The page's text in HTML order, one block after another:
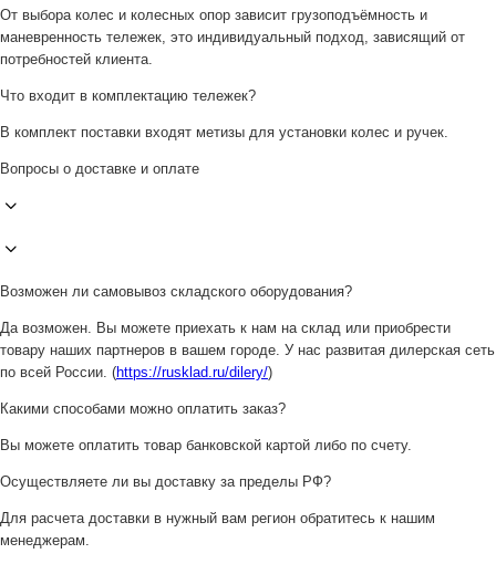
От выбора колес и колесных опор зависит грузоподъёмность и
маневренность тележек, это индивидуальный подход, зависящий от
потребностей клиента.
Что входит в комплектацию тележек?
В комплект поставки входят метизы для установки колес и ручек.
Вопросы о доставке и оплате
Возможен ли самовывоз складского оборудования?
Да возможен. Вы можете приехать к нам на склад или приобрести
товару наших партнеров в вашем городе. У нас развитая дилерская сеть
по всей России. (https://rusklad.ru/dilery/)
Какими способами можно оплатить заказ?
Вы можете оплатить товар банковской картой либо по счету.
Осуществляете ли вы доставку за пределы РФ?
Для расчета доставки в нужный вам регион обратитесь к нашим
менеджерам.